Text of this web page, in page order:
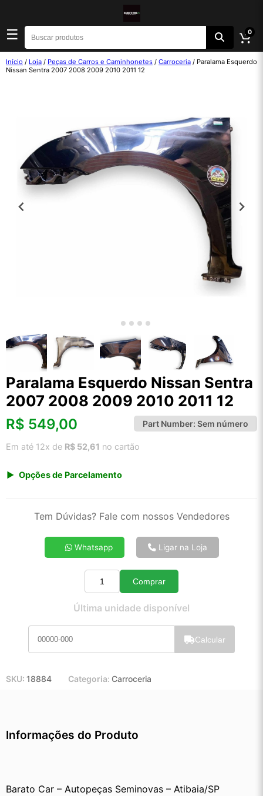
☰ 0
Início / Loja / Peças de Carros e Caminhonetes / Carroceria / Paralama Esquerdo
Nissan Sentra 2007 2008 2009 2010 2011 12
Paralama Esquerdo Nissan Sentra
2007 2008 2009 2010 2011 12
R$ 549,00 Part Number: Sem número
Em até 12x de R$ 52,61 no cartão
Opções de Parcelamento
2x de R$ 294,26
4x de R$ 149,26
5x de R$ 120,23
10x de R$ 62,20
11x de R$ 57,15
Tem Dúvidas? Fale com nossos Vendedores
Whatsapp Ligar na Loja
Quantidade
Comprar
Última unidade disponível
Calcular
SKU: 18884 Categoria: Carroceria
Informações do Produto
Barato Car – Autopeças Seminovas – Atibaia/SP